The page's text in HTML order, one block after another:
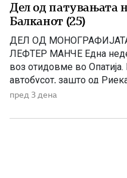
Дел од патувањата
Балканот (25)
ДЕЛ ОД
ЛЕФТЕР МАНЧЕ Една
воз отидовме во
автобусот, зашто од
автобус, цела Опатија
ем-ве – а во Унгарија […]
пред 3 дена